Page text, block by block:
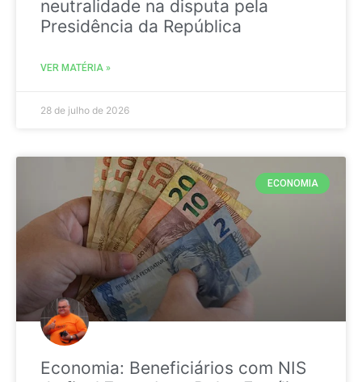
neutralidade na disputa pela
Presidência da República
VER MATÉRIA »
28 de julho de 2026
ECONOMIA
Economia: Beneficiários com NIS